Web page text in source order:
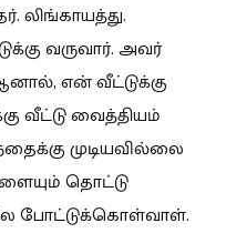
லிங்காயத்து.
வருவார். அவர்
என் வீட்டுக்கு
வீட்டு வைத்தியம்
முடியவில்லை
தொட்டு
போட்டுக்கொள்வாள்.